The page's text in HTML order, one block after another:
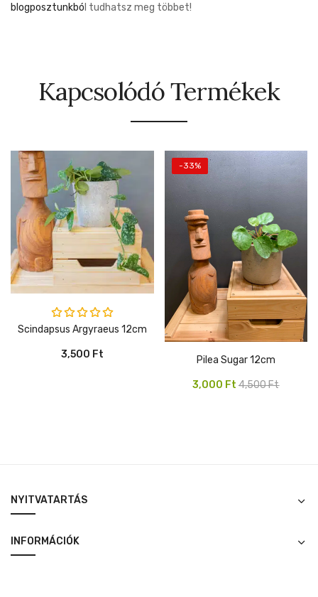
blogposztunkbó l tudhatsz meg többet!
Kapcsolódó Termékek
Értékelés:
/ 5
Scindapsus Argyraeus 12cm
3,500 Ft
-33%
Pilea Sugar 12cm
4,500Ft
Original
3,000 FtCurrent
NYITVATARTÁS
INFORMÁCIÓK